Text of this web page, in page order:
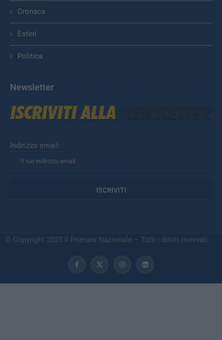
Cronaca
Esteri
Politica
Newsletter
Indirizzo email:
© Copyright 2023 Il Primato Nazionale – Tutti i diritti riservati